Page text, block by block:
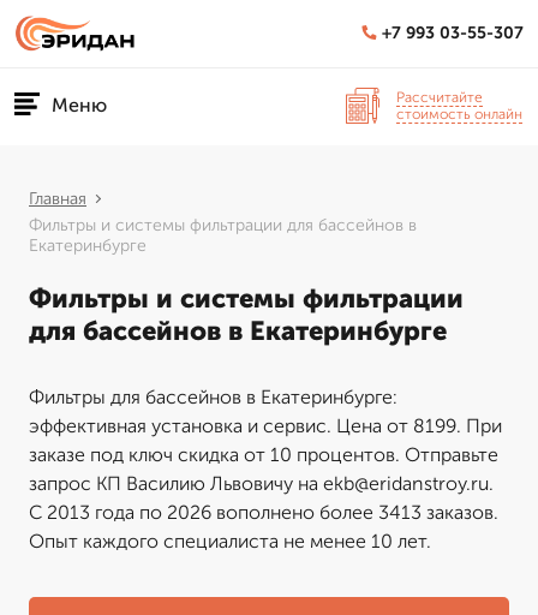
+7 993 03-55-307
Меню
Рассчитайте
стоимость онлайн
Главная
Фильтры и системы фильтрации для бассейнов в
Екатеринбурге
Фильтры и системы фильтрации
для бассейнов в Екатеринбурге
Фильтры для бассейнов в Екатеринбурге:
эффективная установка и сервис. Цена от 8199. При
заказе под ключ скидка от 10 процентов. Отправьте
запрос КП Василию Львовичу на ekb@eridanstroy.ru.
С 2013 года по 2026 вополнено более 3413 заказов.
Опыт каждого специалиста не менее 10 лет.